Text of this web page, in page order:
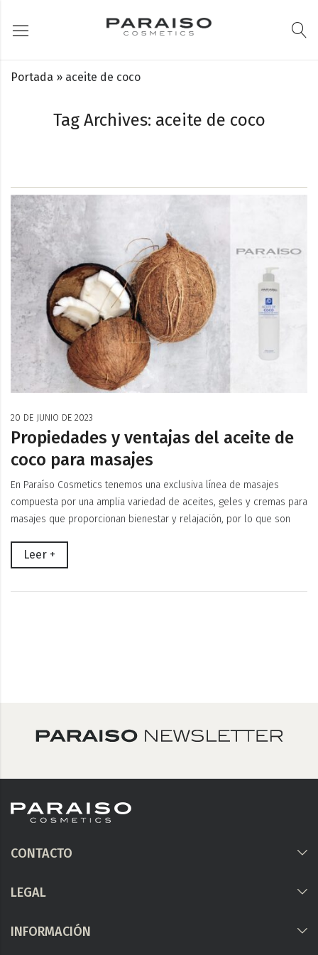
Tag Archives: aceite de coco
Portada » aceite de coco
20 DE JUNIO DE 2023
Propiedades y ventajas del aceite de
coco para masajes
En Paraíso Cosmetics tenemos una exclusiva línea de masajes
compuesta por una amplia variedad de aceites, geles y cremas para
masajes que proporcionan bienestar y relajación, por lo que son
Leer +
CONTACTO
LEGAL
INFORMACIÓN